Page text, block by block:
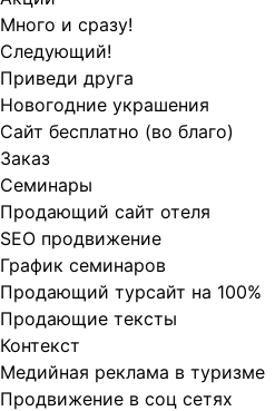
Много и сразу!
Следующий!
Приведи друга
Новогодние украшения
Сайт бесплатно (во благо)
Заказ
Cеминары
Продающий сайт отеля
SEO продвижение
График семинаров
Продающий турсайт на 100%
Продающие тексты
Контекст
Медийная реклама в туризме
Продвижение в соц сетях